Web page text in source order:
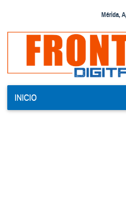
Mérida,
INICIO